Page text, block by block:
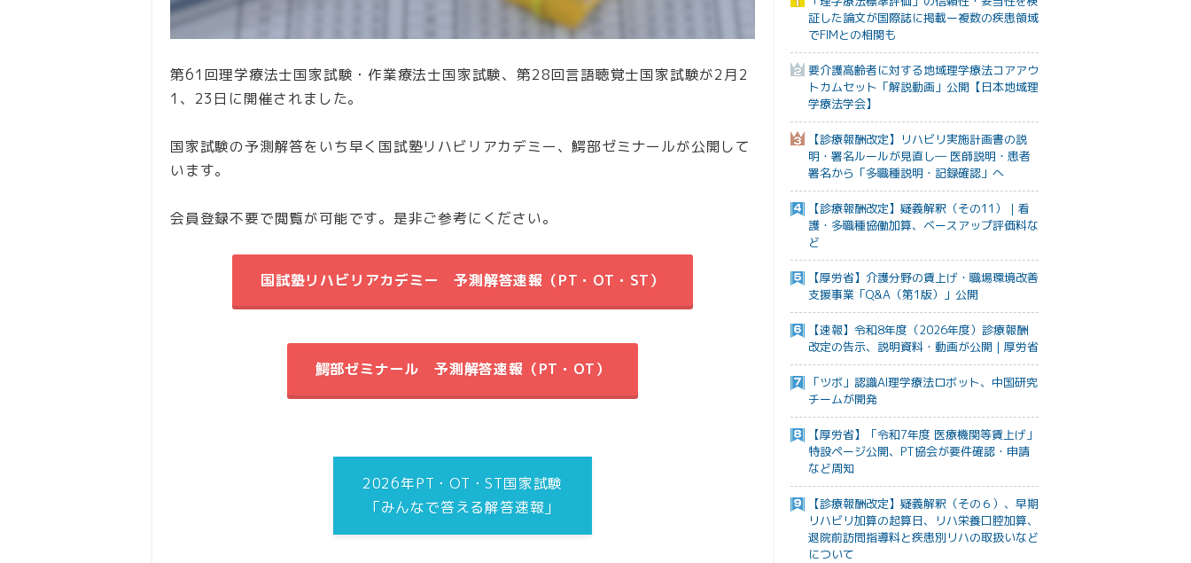
第61回理学療法士国家試験・作業療法士国家試験、第28回言語聴覚士国家試験が2月2
1、23日に開催されました。
国家試験の予測解答をいち早く国試塾リハビリアカデミー、鰐部ゼミナールが公開して
います。
会員登録不要で閲覧が可能です。是非ご参考にください。
国試塾リハビリアカデミー 予測解答速報（PT・OT・ST）
鰐部ゼミナール予測解答速報（PT・OT）
2026年PT・OT・ST国家試験
「みんなで答える解答速報」
証した論文が国際誌に掲載ー複数の疾患領域
でFIMとの相関も
要介護高齢者に対する地域理学療法コアアウ
トカムセット「解説動画」公開【日本地域理
学療法学会】
【診療報酬改定】リハビリ実施計画書の説
明・署名ルールが見直し― 医師説明・患者
署名から「多職種説明・記録確認」へ
【診療報酬改定】疑義解釈（その11）｜看
護・多職種協働加算、ベースアップ評価料な
ど
【厚労省】介護分野の賃上げ・職場環境改善
支援事業「Q&A（第1版）」公開
【速報】令和8年度（2026年度）診療報酬
改定の告示、説明資料・動画が公開｜厚労省
「ツボ」認識AI理学療法ロボット、中国研究
チームが開発
【厚労省】「令和7年度 医療機関等賃上げ」
特設ページ公開、PT協会が要件確認・申請
など周知
【診療報酬改定】疑義解釈（その６）、早期
リハビリ加算の起算日、リハ栄養口腔加算、
退院前訪問指導料と疾患別リハの取扱いなど
について